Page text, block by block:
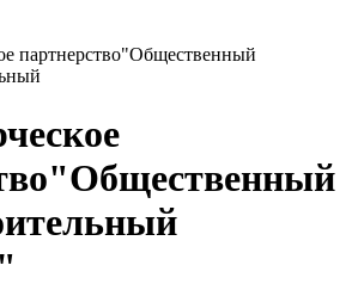
партнерство"Общественный